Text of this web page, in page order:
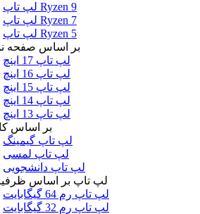
لپ تاپ Ryzen 9
لپ تاپ Ryzen 7
لپ تاپ Ryzen 5
بر اساس صفحه
لپ تاپ 17 اینچ
لپ تاپ 16 اینچ
لپ تاپ 15 اینچ
لپ تاپ 14 اینچ
لپ تاپ 13 اینچ
بر اساس
لپ تاپ گیمینگ
لپ تاپ لمسی
لپ تاپ دانشجویی
لپ تاپ بر اساس
لپ تاپ رم 64 گیگابایت
لپ تاپ رم 32 گیگابایت